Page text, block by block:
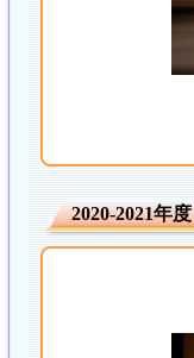
2020-2021年